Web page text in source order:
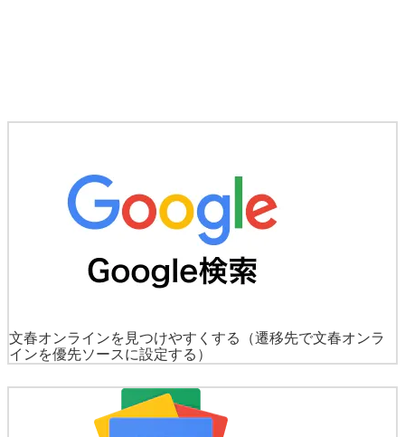
文春オンラインを見つけやすくする
（遷移先で文春オンラ
インを優先ソースに設定する）